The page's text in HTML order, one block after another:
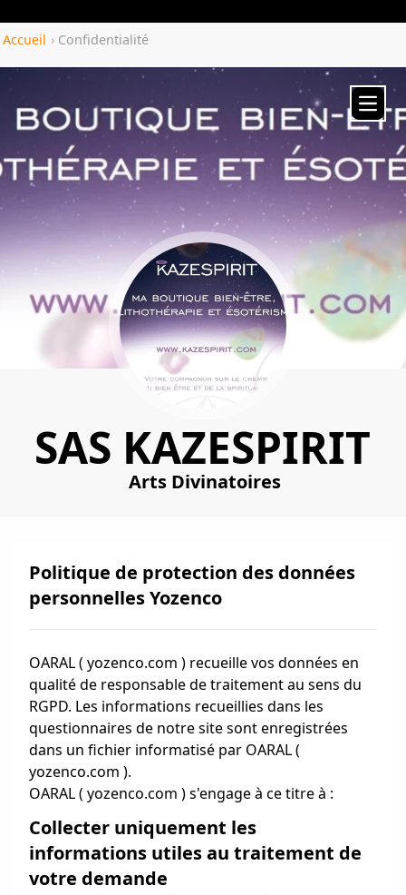
Accueil › Confidentialité
SAS KAZESPIRIT
Arts Divinatoires
Politique de protection des données
personnelles Yozenco
OARAL ( yozenco.com ) recueille vos données en
qualité de responsable de traitement au sens du
RGPD. Les informations recueillies dans les
questionnaires de notre site sont enregistrées
dans un fichier informatisé par OARAL (
yozenco.com ).
OARAL ( yozenco.com ) s'engage à ce titre à :
Collecter uniquement les
informations utiles au traitement de
votre demande